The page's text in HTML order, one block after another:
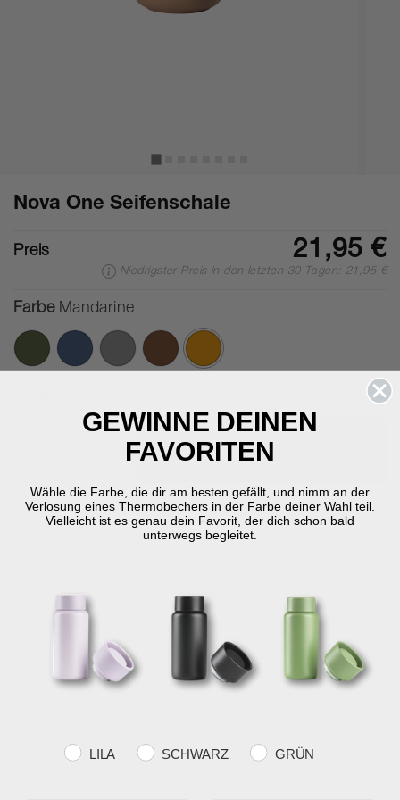
Nova One Seifenschale
Preis 21,95 €
Niedrigster Preis in den letzten 30 Tagen: 21,95 €
Farbe Mandarine
Ausgewählte
IN DEN WARENKORB LEGEN
Auf Lager Lieferung in 2-5 Werktage
über €59
2-5 Werktage
Eigenschaften
Produktinformation
GEWINNE DEINEN
FAVORITEN
Wähle die Farbe, die dir am besten gefällt, und nimm an der
Verlosung eines Thermobechers in der Farbe deiner Wahl teil.
Vielleicht ist es genau dein Favorit, der dich schon bald
unterwegs begleitet.
Farvevalg
LILA SCHWARZ GRÜN